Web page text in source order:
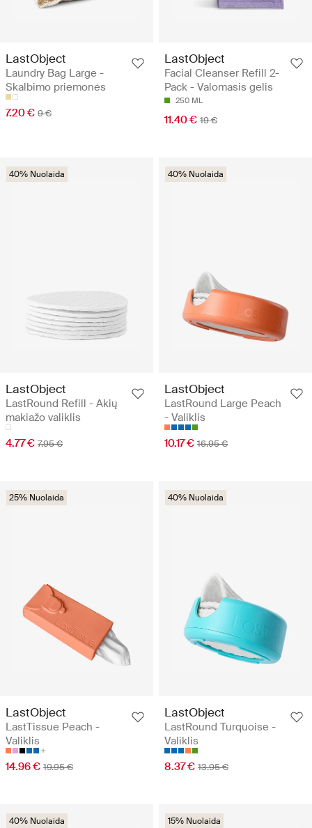
LastObject
Laundry Bag Large -
Skalbimo priemonės
7.20 € 9 €
LastObject
Facial Cleanser Refill 2-
Pack - Valomasis gelis
250 ML
11.40 € 19 €
40% Nuolaida
LastObject
LastRound Refill - Akių
makiažo valiklis
4.77 € 7.95 €
40% Nuolaida
LastObject
LastRound Large Peach
- Valiklis
10.17 € 16.95 €
25% Nuolaida
LastObject
LastTissue Peach -
Valiklis
14.96 € 19.95 €
40% Nuolaida
LastObject
LastRound Turquoise -
Valiklis
8.37 € 13.95 €
40% Nuolaida 15% Nuolaida